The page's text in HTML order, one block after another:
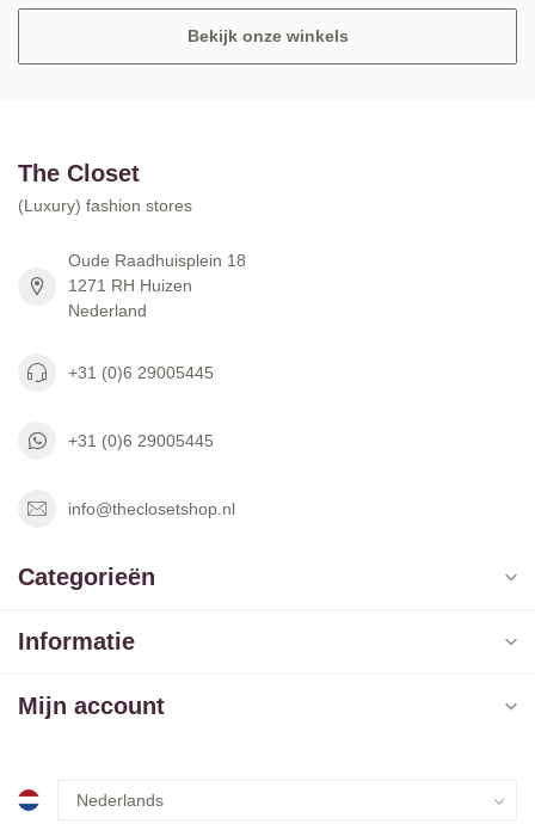
Bekijk onze winkels
The Closet
(Luxury) fashion stores
Oude Raadhuisplein 18
1271 RH Huizen
Nederland
+31 (0)6 29005445
+31 (0)6 29005445
info@theclosetshop.nl
Categorieën
Informatie
Mijn account